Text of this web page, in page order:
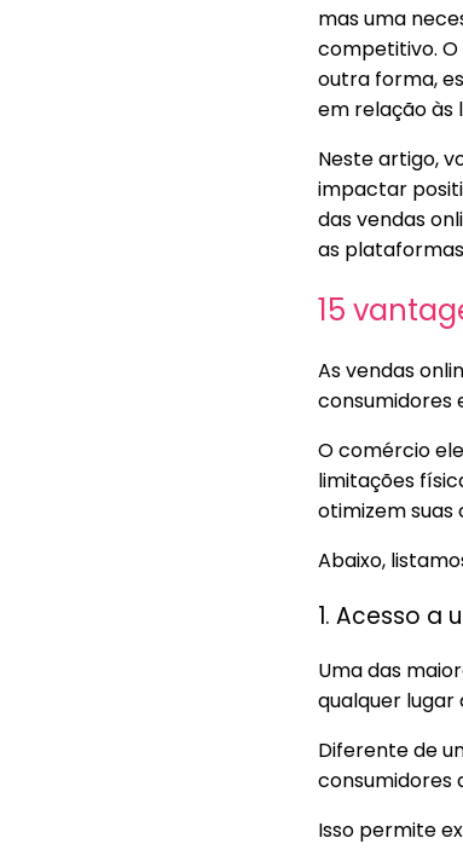
mas uma
competitivo.
outra forma,
em relação às
Neste artigo,
impactar
das vendas
as
15
As vendas
consumidores
O comércio
limitações
otimizem suas
Abaixo,
1. Acesso a
Uma das
qualquer lugar
Diferente de
consumidores
Isso permite